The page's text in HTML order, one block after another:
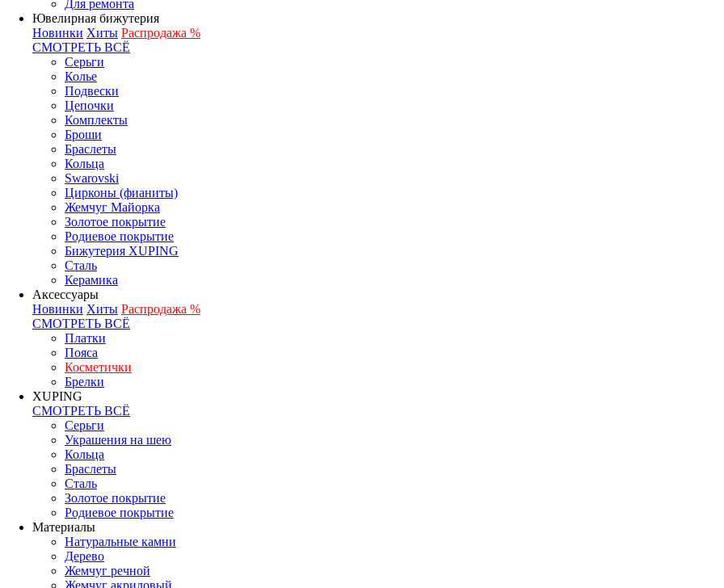
Для ремонта
Ювелирная бижутерия
Новинки Хиты Распродажа %
СМОТРЕТЬ ВСЁ
Серьги
Колье
Подвески
Цепочки
Комплекты
Броши
Браслеты
Кольца
Swarovski
Цирконы (фианиты)
Жемчуг Майорка
Золотое покрытие
Родиевое покрытие
Бижутерия XUPING
Сталь
Керамика
Аксессуары
Новинки Хиты Распродажа %
СМОТРЕТЬ ВСЁ
Платки
Пояса
Косметички
Брелки
XUPING
СМОТРЕТЬ ВСЁ
Серьги
Украшения на шею
Кольца
Браслеты
Сталь
Золотое покрытие
Родиевое покрытие
Материалы
Натуральные камни
Дерево
Жемчуг речной
Жемчуг акриловый